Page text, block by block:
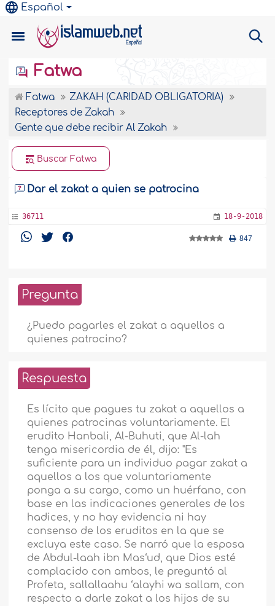
Español
Fatwa
Fatwa
ZAKAH (CARIDAD OBLIGATORIA)
Receptores de Zakah
Gente que debe recibir Al Zakah
Buscar Fatwa
Dar el zakat a quien se patrocina
36711 18-9-2018
847
Pregunta
¿Puedo pagarles el zakat a aquellos a
quienes patrocino?
Respuesta
Es lícito que pagues tu zakat a aquellos a
quienes patrocinas voluntariamente. El
erudito Hanbali, Al-Buhuti, que Al-lah
tenga misericordia de él, dijo: "Es
suficiente para un individuo pagar zakat a
aquellos a los que voluntariamente
ponga a su cargo, como un huérfano, con
base en las indicaciones generales de los
hadices, y no hay evidencia ni hay
consenso de los eruditos en la que se
excluya este caso. Se narró que la esposa
de Abdul-laah ibn Mas‘ud, que Dios esté
complacido con ambos, le preguntó al
Profeta, sallallaahu ‘alayhi wa sallam, con
respecto a darle zakat a los hijos de su